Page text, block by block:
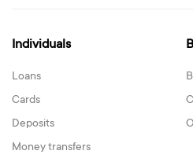
Individuals
Loans
Cards
Deposits
Money transfers